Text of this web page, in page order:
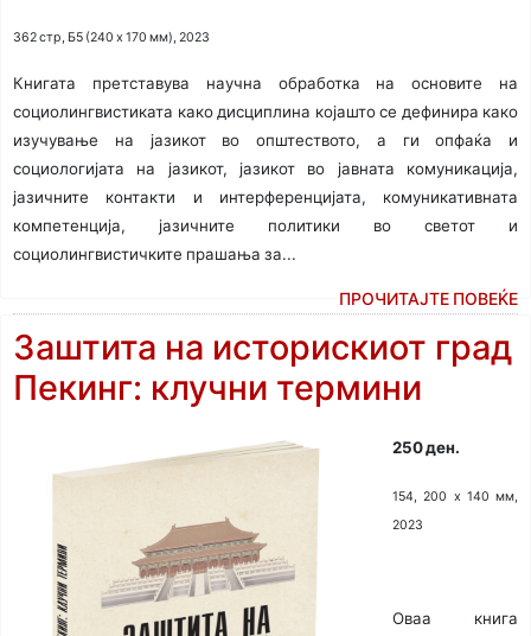
362 стр, Б5 (240 х 170 мм), 2023
Книгата претставува научна обработка на основите на
социолингвистиката како дисциплина којашто се дефинира како
изучување на јазикот во општеството, а ги опфаќа и
социологијата на јазикот, јазикот во јавната комуникација,
јазичните контакти и интерференцијата, комуникативната
компетенција, јазичните политики во светот и
социолингвистичките прашања за...
ПРОЧИТАЈТЕ ПОВЕЌЕ
Заштита на историскиот град
Пекинг: клучни термини
250 ден.
154, 200 х 140 мм,
2023
Оваа книга